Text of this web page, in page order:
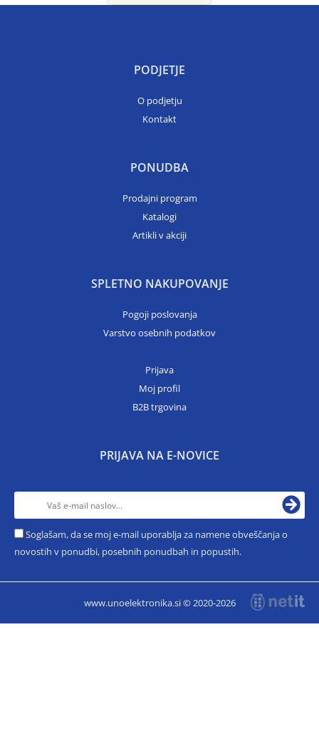
PODJETJE
O podjetju
Kontakt
PONUDBA
Prodajni program
Katalogi
Artikli v akciji
SPLETNO NAKUPOVANJE
Pogoji poslovanja
Varstvo osebnih podatkov
Prijava
Moj profil
B2B trgovina
PRIJAVA NA E-NOVICE
Soglašam, da se moj e-mail uporablja za namene obveščanja o
novostih v ponudbi, posebnih ponudbah in popustih.
www.unoelektronika.si © 2020-2026